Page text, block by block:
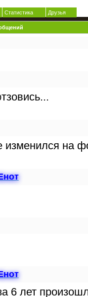
Статистика Друзья
изменился на
6 лет